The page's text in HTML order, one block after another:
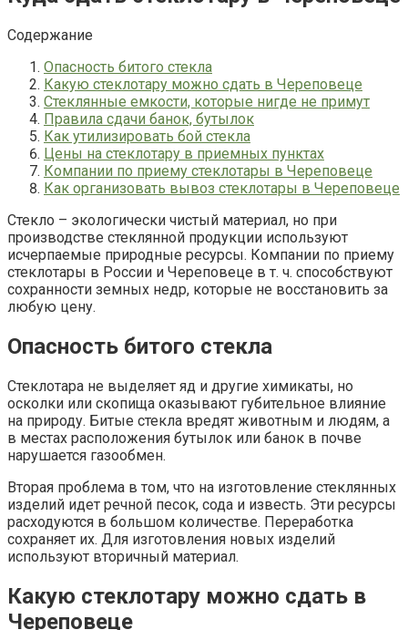
Содержание
Опасность битого стекла
Какую стеклотару можно сдать в Череповеце
Стеклянные емкости, которые нигде не примут
Правила сдачи банок, бутылок
Как утилизировать бой стекла
Цены на стеклотару в приемных пунктах
Компании по приему стеклотары в Череповеце
Как организовать вывоз стеклотары в Череповеце
Стекло – экологически чистый материал, но при
производстве стеклянной продукции используют
исчерпаемые природные ресурсы. Компании по приему
стеклотары в России и Череповеце в т. ч. способствуют
сохранности земных недр, которые не восстановить за
любую цену.
Опасность битого стекла
Стеклотара не выделяет яд и другие химикаты, но
осколки или скопища оказывают губительное влияние
на природу. Битые стекла вредят животным и людям, а
в местах расположения бутылок или банок в почве
нарушается газообмен.
Вторая проблема в том, что на изготовление стеклянных
изделий идет речной песок, сода и известь. Эти ресурсы
расходуются в большом количестве. Переработка
сохраняет их. Для изготовления новых изделий
используют вторичный материал.
Какую стеклотару можно сдать в
Череповеце